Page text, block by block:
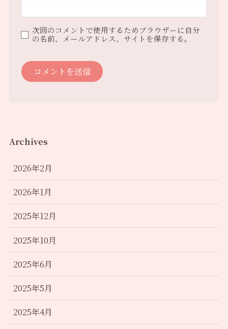
次回のコメントで使用するためブラウザーに自分
の名前、メールアドレス、サイトを保存する。
Archives
2026年2月
2026年1月
2025年12月
2025年10月
2025年6月
2025年5月
2025年4月